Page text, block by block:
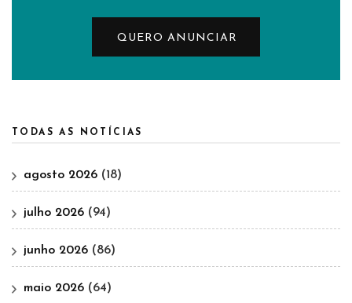
QUERO ANUNCIAR
TODAS AS NOTÍCIAS
agosto 2026 (18)
julho 2026 (94)
junho 2026 (86)
maio 2026 (64)